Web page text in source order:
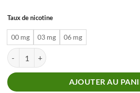
Taux de nicotine
00 mg 03 mg 06 mg
quantité de PETIT NUAGE FLOCON PRESSE
AJOUTER AU